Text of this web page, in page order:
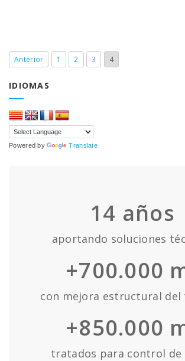
Anterior 1 2 3 4
IDIOMAS
Powered by Translate
14 años
aportando soluciones
+700.000
con mejora estructural del
+850.000
tratados para control de